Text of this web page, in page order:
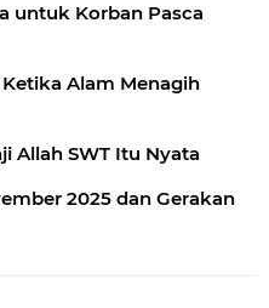
untuk Korban Pasca
Alam Menagih
Allah SWT Itu Nyata
2025 dan Gerakan